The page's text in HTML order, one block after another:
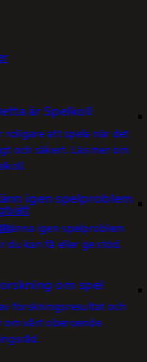
är Spelkoll
roligare att spela när det
och säkert. Läs mer om
igen spelproblem
känna igen spelproblem
du kan få eller ge stöd.
om spel
forskningsresultat och
om vårt oberoende